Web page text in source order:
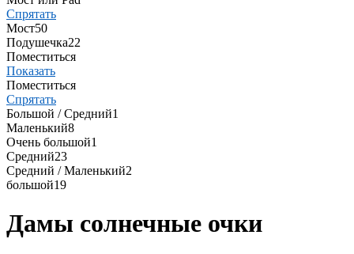
Спрятать
Мост50
Подушечка22
Поместиться
Показать
Поместиться
Спрятать
Большой / Средний1
Маленький8
Очень большой1
Средний23
Средний / Маленький2
большой19
Дамы солнечные очки